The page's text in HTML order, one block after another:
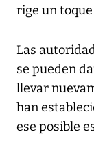
rige un
Las
se pueden
llevar
han
ese posible